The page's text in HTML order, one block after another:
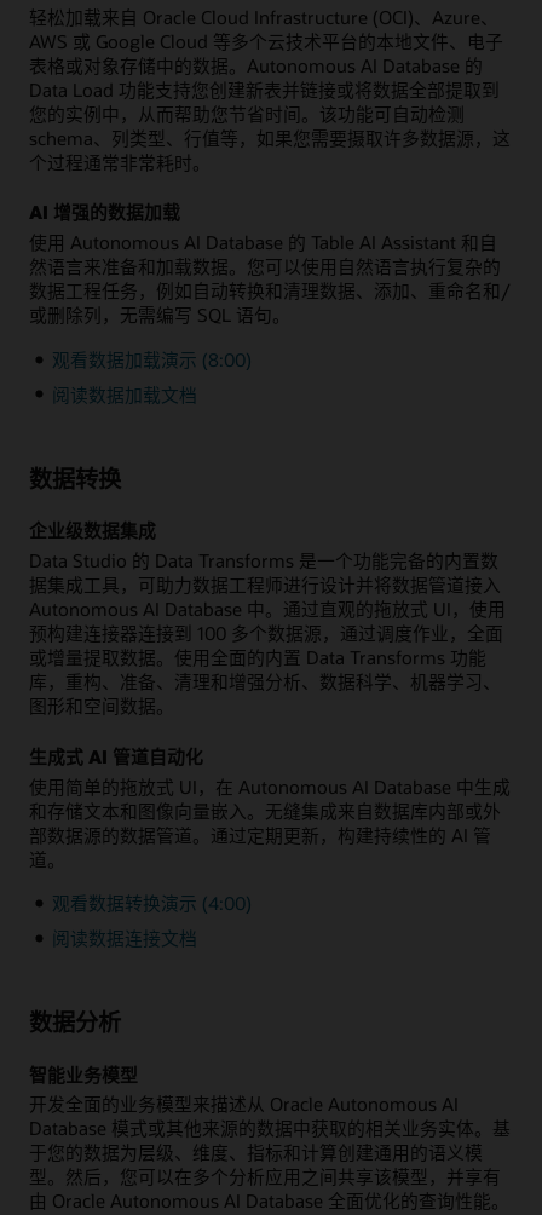
轻松加载来自 Oracle Cloud Infrastructure (OCI)、Azure、
AWS 或 Google Cloud 等多个云技术平台的本地文件、电子
表格或对象存储中的数据。Autonomous AI Database 的
Data Load 功能支持您创建新表并链接或将数据全部提取到
您的实例中，从而帮助您节省时间。该功能可自动检测
schema、列类型、行值等，如果您需要摄取许多数据源，这
个过程通常非常耗时。
AI 增强的数据加载
使用 Autonomous AI Database 的 Table AI Assistant 和自
然语言来准备和加载数据。您可以使用自然语言执行复杂的
数据工程任务，例如自动转换和清理数据、添加、重命名和/
或删除列，无需编写 SQL 语句。
观看数据加载演示 (8:00)
阅读数据加载文档
数据转换
企业级数据集成
Data Studio 的 Data Transforms 是一个功能完备的内置数
据集成工具，可助力数据工程师进行设计并将数据管道接入
Autonomous AI Database 中。通过直观的拖放式 UI，使用
预构建连接器连接到 100 多个数据源，通过调度作业，全面
或增量提取数据。使用全面的内置 Data Transforms 功能
库，重构、准备、清理和增强分析、数据科学、机器学习、
图形和空间数据。
生成式 AI 管道自动化
使用简单的拖放式 UI，在 Autonomous AI Database 中生成
和存储文本和图像向量嵌入。无缝集成来自数据库内部或外
部数据源的数据管道。通过定期更新，构建持续性的 AI 管
道。
观看数据转换演示 (4:00)
阅读数据连接文档
数据分析
智能业务模型
开发全面的业务模型来描述从 Oracle Autonomous AI
Database 模式或其他来源的数据中获取的相关业务实体。基
于您的数据为层级、维度、指标和计算创建通用的语义模
型。然后，您可以在多个分析应用之间共享该模型，并享有
由 Oracle Autonomous AI Database 全面优化的查询性能。